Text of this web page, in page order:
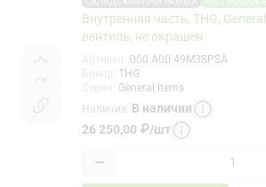
Внутренняя часть, THG,
вентиль, не окрашен
G00 A00 49M3SPSA
THG
General Items
Наличие: В наличии
26 250,00 ₽/шт
−